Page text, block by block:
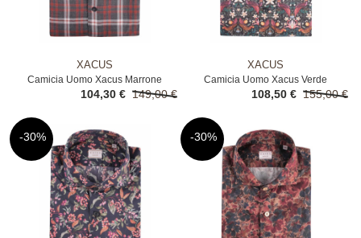
XACUS
Camicia Uomo Xacus Marrone
149,00 €
104,30 €
XACUS
Camicia Uomo Xacus Verde
155,00 €
108,50 €
-30% -30%